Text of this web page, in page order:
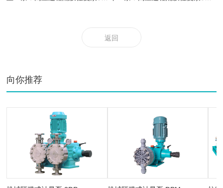
返回
向你推荐